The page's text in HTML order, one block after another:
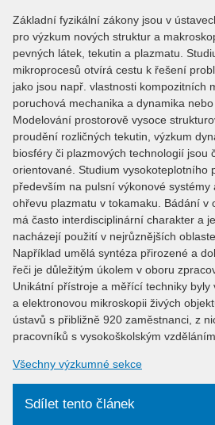
Základní fyzikální zákony jsou v
pro výzkum nových struktur a
pevných látek, tekutin a plazmatu.
mikroprocesů otvírá cestu k řešení
jako jsou např. vlastnosti kompozitních
poruchová mechanika a dynamika nebo
Modelování prostorově vysoce
proudění rozličných tekutin, výzkum
biosféry či plazmových technologií jsou
orientované. Studium vysokoteplotního
především na pulsní výkonové systémy
ohřevu plazmatu v tokamaku. Bádání v
má často interdisciplinární charakter a
nacházejí použití v nejrůznějších
Například umělá syntéza přirozené a
řeči je důležitým úkolem v oboru
Unikátní přístroje a měřící techniky byly
a elektronovou mikroskopii živých
ústavů s přibližně 920 zaměstnanci, z
pracovníků s vysokoškolským vzděláním.
Všechny výzkumné sekce
Sdílet tento článek